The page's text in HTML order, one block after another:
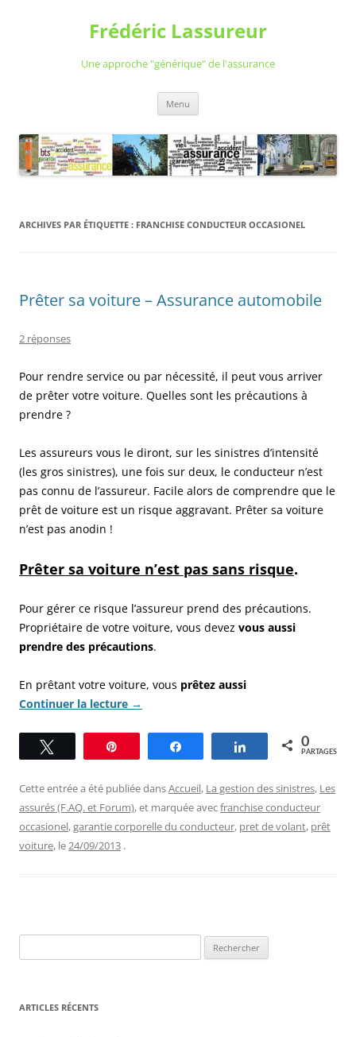
Frédéric Lassureur
Une approche "générique" de l'assurance
Menu
ARCHIVES PAR ÉTIQUETTE : FRANCHISE CONDUCTEUR OCCASIONEL
Prêter sa voiture – Assurance automobile
2 réponses
Pour rendre service ou par nécessité, il peut vous arriver
de prêter votre voiture. Quelles sont les précautions à
prendre ?
Les assureurs vous le diront, sur les sinistres d’intensité
(les gros sinistres), une fois sur deux, le conducteur n’est
pas connu de l’assureur. Facile alors de comprendre que le
prêt de voiture est un risque aggravant. Prêter sa voiture
n’est pas anodin !
Prêter sa voiture n’est pas sans risque.
Pour gérer ce risque l’assureur prend des précautions.
Propriétaire de votre voiture, vous devez vous aussi
prendre des précautions.
En prêtant votre voiture, vous prêtez aussi
Continuer la lecture →
Partagez 0
PARTAGES
Cette entrée a été publiée dansAccueil, La gestion des sinistres, Les
assurés (F.AQ. et Forum), et marquée avecfranchise conducteur
occasionel,garantie corporelle du conducteur, pret de volant, prêt
voiture, le24/09/2013 .
ARTICLES RÉCENTS